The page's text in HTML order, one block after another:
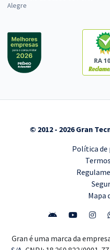
Alegre
RA
© 2012 - 2026 Gran
Política de
Mapa
Gran é uma marca da